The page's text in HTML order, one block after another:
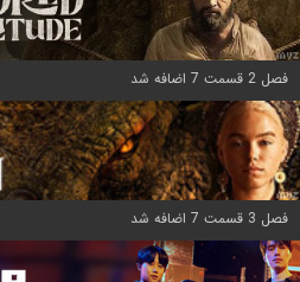
فصل 2 قسمت 7 اضافه شد
فصل 3 قسمت 7 اضافه شد